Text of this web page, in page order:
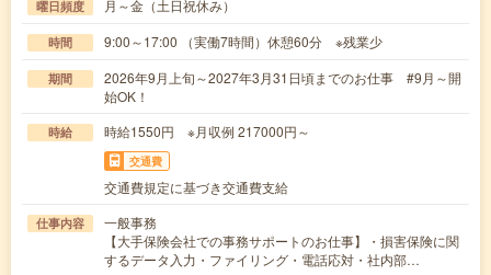
曜日頻度 月～金（土日祝休み）
時間 9:00～17:00 （実働7時間）休憩60分 ※残業少
期間
2026年9月上旬～2027年3月31日頃までのお仕事 #9月～開
始OK！
時給 時給1550円 ※月収例 217000円～
交通費
交通費規定に基づき交通費支給
仕事内容
一般事務
【大手保険会社での事務サポートのお仕事】・損害保険に関
するデータ入力・ファイリング・電話応対・社内部…